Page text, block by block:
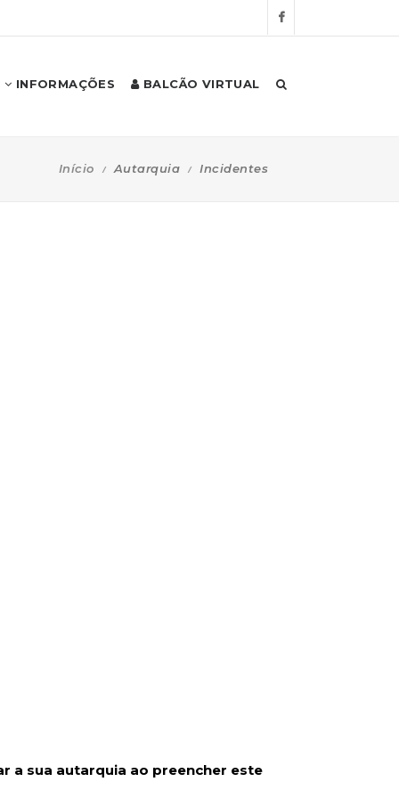
INFORMAÇÕES BALCÃO VIRTUAL
Início Autarquia Incidentes
a sua autarquia ao preencher este